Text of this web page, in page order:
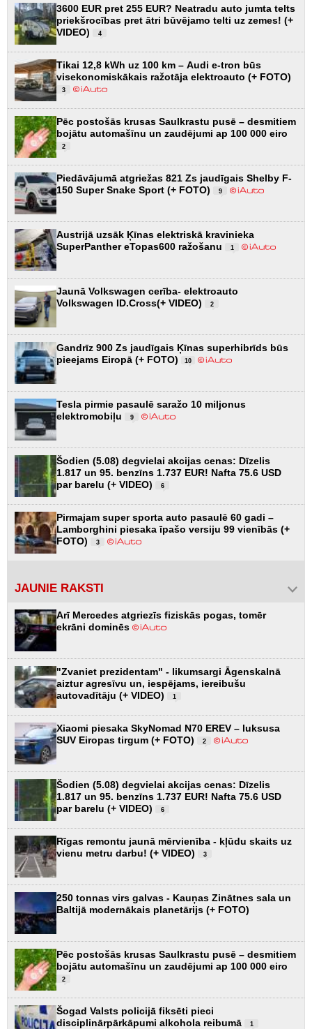
3600 EUR pret 255 EUR? Neatradu auto jumta telts
priekšrocības pret ātri būvējamo telti uz zemes! (+
VIDEO)
4
Tikai 12,8 kWh uz 100 km – Audi e-tron būs
visekonomiskākais ražotāja elektroauto (+ FOTO)
3
Pēc postošās krusas Saulkrastu pusē – desmitiem
bojātu automašīnu un zaudējumi ap 100 000 eiro
2
Piedāvājumā atgriežas 821 Zs jaudīgais Shelby F-
150 Super Snake Sport (+ FOTO)
9
Austrijā uzsāk Ķīnas elektriskā kravinieka
SuperPanther eTopas600 ražošanu
1
Jaunā Volkswagen cerība- elektroauto
Volkswagen ID.Cross(+ VIDEO)
2
Gandrīz 900 Zs jaudīgais Ķīnas superhibrīds būs
pieejams Eiropā (+ FOTO)
10
Tesla pirmie pasaulē saražo 10 miljonus
elektromobiļu
9
Šodien (5.08) degvielai akcijas cenas: Dīzelis
1.817 un 95. benzīns 1.737 EUR! Nafta 75.6 USD
par barelu (+ VIDEO)
6
Pirmajam super sporta auto pasaulē 60 gadi –
Lamborghini piesaka īpašo versiju 99 vienībās (+
FOTO)
3
JAUNIE RAKSTI
Arī Mercedes atgriezīs fiziskās pogas, tomēr
ekrāni dominēs
"Zvaniet prezidentam" - likumsargi Āgenskalnā
aiztur agresīvu un, iespējams, iereibušu
autovadītāju (+ VIDEO)
1
Xiaomi piesaka SkyNomad N70 EREV – luksusa
SUV Eiropas tirgum (+ FOTO)
2
Šodien (5.08) degvielai akcijas cenas: Dīzelis
1.817 un 95. benzīns 1.737 EUR! Nafta 75.6 USD
par barelu (+ VIDEO)
6
Rīgas remontu jaunā mērvienība - kļūdu skaits uz
vienu metru darbu! (+ VIDEO)
3
250 tonnas virs galvas - Kauņas Zinātnes sala un
Baltijā modernākais planetārijs (+ FOTO)
Pēc postošās krusas Saulkrastu pusē – desmitiem
bojātu automašīnu un zaudējumi ap 100 000 eiro
2
Šogad Valsts policijā fiksēti pieci
disciplinārpārkāpumi alkohola reibumā
1